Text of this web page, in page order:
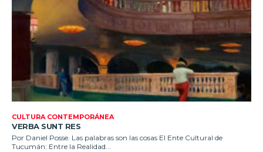
CULTURA CONTEMPORÁNEA
VERBA SUNT RES
Por Daniel Posse. Las palabras son las cosas El Ente Cultural de
Tucumán: Entre la Realidad...